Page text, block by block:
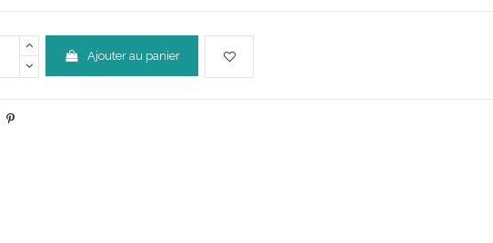
Ajouter au panier